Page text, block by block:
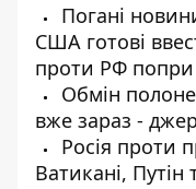
Погані
США готові
проти РФ
Обмін
вже зараз -
Росія проти
Ватикані, Путін